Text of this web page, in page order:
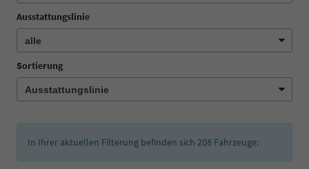
Ausstattungslinie
Sortierung
In Ihrer aktuellen Filterung befinden sich 208 Fahrzeuge: